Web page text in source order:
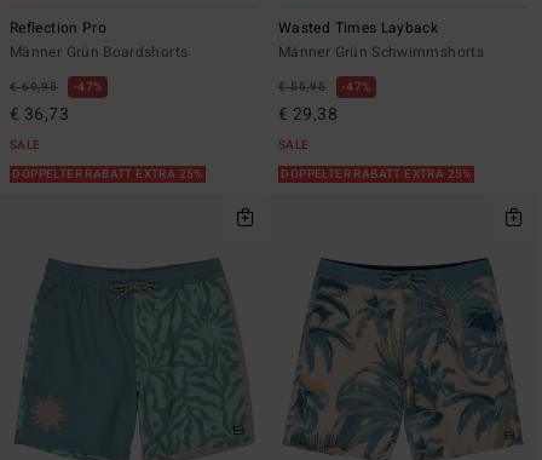
Reflection Pro
Männer Grün Boardshorts
€ 69,95 47%
€ 36,73
SALE
DOPPELTER RABATT EXTRA 25%
Wasted Times Layback
Männer Grün Schwimmshorts
€ 55,95 47%
€ 29,38
SALE
DOPPELTER RABATT EXTRA 25%